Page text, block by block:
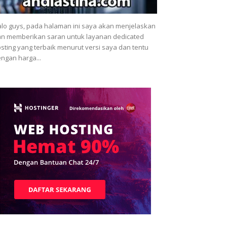
guys, pada halaman ini saya akan menjelaskan
memberikan saran untuk layanan dedicated
yang terbaik menurut versi saya dan tentu
harga...